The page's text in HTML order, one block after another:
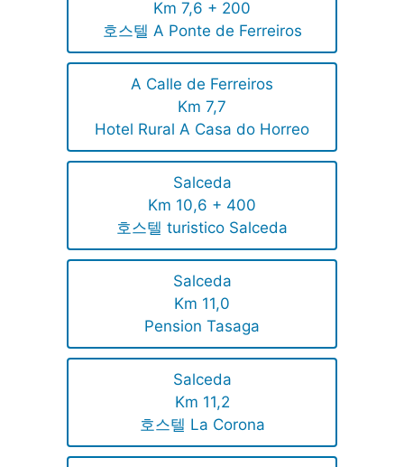
Km 7,6 + 200
호스텔 A Ponte de Ferreiros
A Calle de Ferreiros
Km 7,7
Hotel Rural A Casa do Horreo
Salceda
Km 10,6 + 400
호스텔 turistico Salceda
Salceda
Km 11,0
Pension Tasaga
Salceda
Km 11,2
호스텔 La Corona